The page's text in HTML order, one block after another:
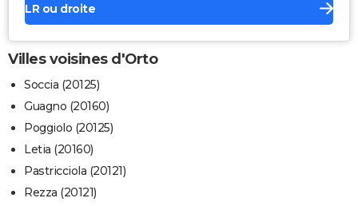
LR ou droite
Villes voisines d'Orto
Soccia (20125)
Guagno (20160)
Poggiolo (20125)
Letia (20160)
Pastricciola (20121)
Rezza (20121)